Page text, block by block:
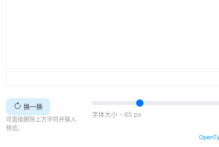
换一换
可直接删除上方字符并输入
预览。
字体大小 - 65 px